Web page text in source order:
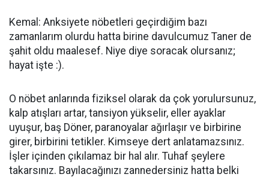
Kemal: Anksiyete nöbetleri geçirdiğim bazı
zamanlarım olurdu hatta birine davulcumuz Taner de
şahit oldu maalesef. Niye diye soracak olursanız;
hayat işte :).
O nöbet anlarında fiziksel olarak da çok yorulursunuz,
kalp atışları artar, tansiyon yükselir, eller ayaklar
uyuşur, baş Döner, paranoyalar ağırlaşır ve birbirine
girer, birbirini tetikler. Kimseye dert anlatamazsınız.
İşler içinden çıkılamaz bir hal alır. Tuhaf şeylere
takarsınız. Bayılacağınızı zannedersiniz hatta belki